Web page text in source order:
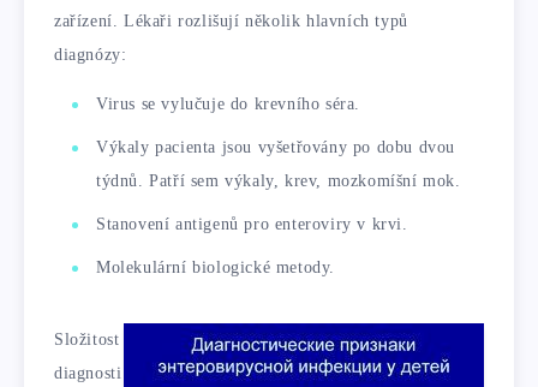
zařízení. Lékaři rozlišují několik hlavních typů
diagnózy:
Virus se vylučuje do krevního séra.
Výkaly pacienta jsou vyšetřovány po dobu dvou
týdnů. Patří sem výkaly, krev, mozkomíšní mok.
Stanovení antigenů pro enteroviry v krvi.
Molekulární biologické metody.
Složitost
diagnosti